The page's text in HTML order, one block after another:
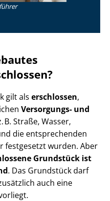
gilt als erschlossen,
Versorgungs- und
B. Straße, Wasser,
die entsprechenden
festgesetzt wurden. Aber
Grundstück ist
. Das Grundstück darf
auch eine